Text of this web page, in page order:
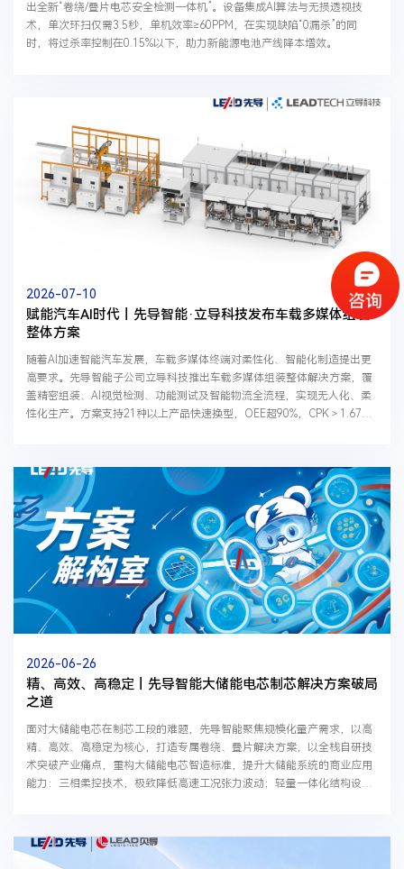
出全新“卷绕/叠片电芯安全检测一体机”。设备集成AI算法与无损透视技
术，单次环扫仅需3.5秒，单机效率≥60PPM，在实现缺陷“0漏杀”的同
时，将过杀率控制在0.15%以下，助力新能源电池产线降本增效。
2026-07-10
赋能汽车AI时代丨先导智能·立导科技发布车载多媒体组装
整体方案
随着AI加速智能汽车发展，车载多媒体终端对柔性化、智能化制造提出更
高要求。先导智能子公司立导科技推出车载多媒体组装整体解决方案，覆
盖精密组装、AI视觉检测、功能测试及智能物流全流程，实现无人化、柔
性化生产。方案支持21种以上产品快速换型，OEE超90%，CPK＞1.67，
2026-06-26
精、高效、高稳定丨先导智能大储能电芯制芯解决方案破局
之道
面对大储能电芯在制芯工段的难题，先导智能聚焦规模化量产需求，以高
精、高效、高稳定为核心，打造专属卷绕、叠片解决方案，以全栈自研技
术突破产业痛点，重构大储能电芯智造标准，提升大储能系统的商业应用
能力：三相柔控技术，极致降低高速工况张力波动；轻量一体化结构设
大储能电芯的不同工艺路线，分别推出了专属AI智速卷绕机与EV&ESS高
速切叠一体机，达成线速度5m/s的卷绕工艺和单工位0.6s/pcs的叠片工